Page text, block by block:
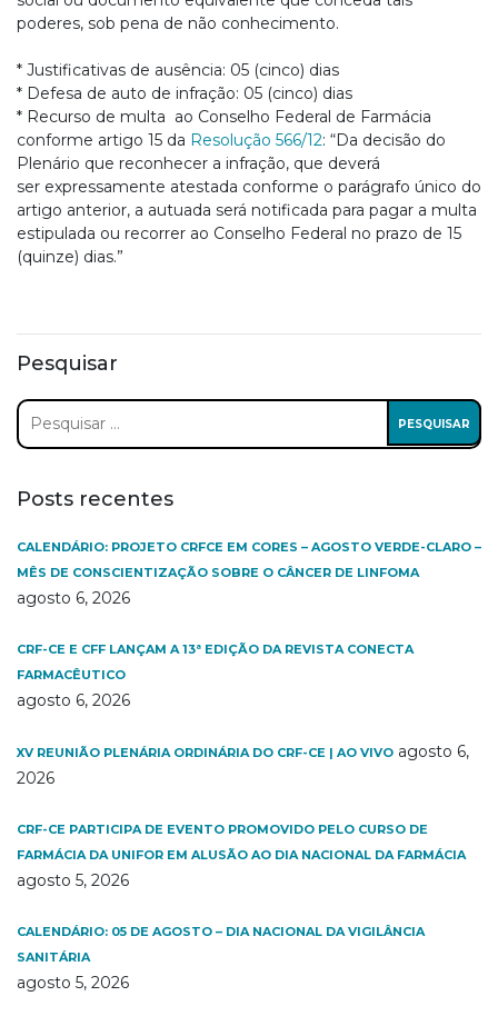
poderes, sob pena de não conhecimento.
* Justificativas de ausência: 05 (cinco) dias
* Defesa de auto de infração: 05 (cinco) dias
* Recurso de multa ao Conselho Federal de Farmácia
conforme artigo 15 da Resolução 566/12: “Da decisão do
Plenário que reconhecer a infração, que deverá
ser expressamente atestada conforme o parágrafo único do
artigo anterior, a autuada será notificada para pagar a multa
estipulada ou recorrer ao Conselho Federal no prazo de 15
(quinze) dias.”
Pesquisar
Pesquisar
por:
Posts recentes
CALENDÁRIO: PROJETO CRFCE EM CORES – AGOSTO VERDE-CLARO –
MÊS DE CONSCIENTIZAÇÃO SOBRE O CÂNCER DE LINFOMA
agosto 6, 2026
CRF-CE E CFF LANÇAM A 13ª EDIÇÃO DA REVISTA CONECTA
FARMACÊUTICO
agosto 6, 2026
XV REUNIÃO PLENÁRIA ORDINÁRIA DO CRF-CE | AO VIVO agosto 6,
2026
CRF-CE PARTICIPA DE EVENTO PROMOVIDO PELO CURSO DE
FARMÁCIA DA UNIFOR EM ALUSÃO AO DIA NACIONAL DA FARMÁCIA
agosto 5, 2026
CALENDÁRIO: 05 DE AGOSTO – DIA NACIONAL DA VIGILÂNCIA
SANITÁRIA
agosto 5, 2026